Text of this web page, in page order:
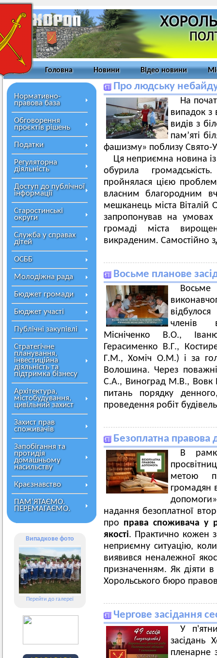
Головна Новини Відео новини
Нормативно-
правова база
Обговорення
проєктів рішень
Податки
Регуляторна
діяльність
Доступ до публічної
інформації
Старостинські
округи
Служба у справах
дітей
ОСББ
Молодіжна рада
Бюджет громади
Бюджет участі
Публічні закупівлі
Стратегічне
планування,
інвестиційна
діяльність та
підтримка бізнесу
Архітектура,
містобудування,
цивільний захист
Захист прав
споживачів
Запобігання та
протидія
домашньому
насильству
Краєзнавство
ПАМ’ЯТАЄМО.
ПЕРЕМАГАЄМО.
Випадкове фото
Перейти до галереї
Про людську
На
випадок з
видів з
пам’яті
фашизму» поблизу Свято-
Ця неприємна новина із
обурила
пройнялася цією
власним благородним
мешканець міста
запропонував на умовах
громаді міста
викраденим. Самостійно
Восьме планове
членів
Місніченко В.О.,
Герасименко В.Г.,
Г.М., Хоміч О.М.) і за
Волошина. Через
С.А., Виноград М.В., Вовк
питань порядку
проведення робіт
Безоплатна правова
В
метою
громадян
надання безоплатної
про права споживача у
якості. Практично кожен
неприємну ситуацію,
виявився неналежної
призначенням. Як діяти в
Хорольського бюро
Чергове засідання
У
засідань
пленарне